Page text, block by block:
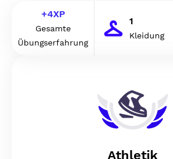
+4XP
Gesamte
Übungserfahrung
1
Kleidung
Athletik